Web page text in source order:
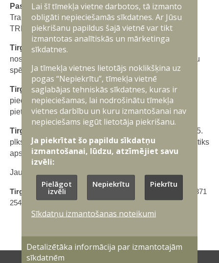
Pasūtītājs:NBS Nodrošinājuma pavēlniecības
Transporta remonta nodrošinājuma centrs (NBS NP
TRNC).
Tirgus izpētes mērķis:
noskaidrot pirms iepirkuma izsludināšanas komersantu
spējas iepirkuma realizēšanai.
Tirgus izpētes informācijas iesniedzējam:Par
piedalīšanos tirgus izpētes procesā lūdzam sūtīt
pieteikumu uz e-pasta adresi:katrina.sjomina@mil.lv
Tirgus izpētes iesniegšanas termiņš:
līdz 17.10.2025.
plkst. 17:00 (pēc minētā termiņa iesūtītā informācija netiks
apstrādāta un ņemta vērā).
Jau iepriekš pateicamies par sniegtajām atbildēm!
Tirgus izpētes kontaktpersona:
Katrīna Sjomina, Mob. +371
25437425, e-pastskatrina.sjomina@mil.lv
Lai šī tīmekļa vietne darbotos, tā izmanto
obligāti nepieciešamās sīkdatnes. Ar Jūsu
piekrišanu papildus šajā vietnē var tikt
izmantotas analītiskās un mārketinga
sīkdatnes.
Ja tīmekļa vietnes lietotājs noklikšķina uz
pogas “Nepiekrītu”, tīmekļa vietnē
saglabājas tehniskās sīkdatnes, kuras ir
nepieciešamas, lai nodrošinātu tīmekļa
vietnes darbību un kuru izmantošanai nav
nepieciešams iegūt lietotāja piekrišanu.
Ja piekrītat šo papildu sīkdatņu
izmantošanai, lūdzu, atzīmējiet savu
izvēli:
Pielāgot
izvēli
Nepiekrītu Piekrītu
Sīkdatņu izmantošanas noteikumi
Detalizētāka informācija par izmantotajām
sīkdatnēm